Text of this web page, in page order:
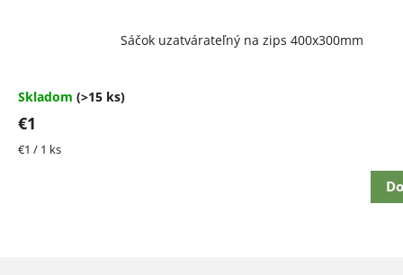
Sáčok uzatvárateľný na zips 400x300mm
4,5
5
hviezdičiek.
Skladom (>15 ks)
€1
Jednotková
€1 / 1 ks